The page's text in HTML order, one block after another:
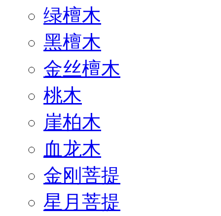
绿檀木
黑檀木
金丝檀木
桃木
崖柏木
血龙木
金刚菩提
星月菩提